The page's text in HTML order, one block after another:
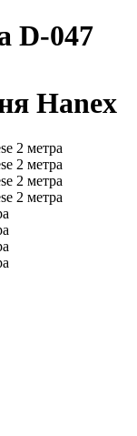
D-047
Hanex